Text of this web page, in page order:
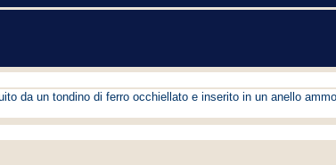
da un tondino di ferro occhiellato e inserito in un anello